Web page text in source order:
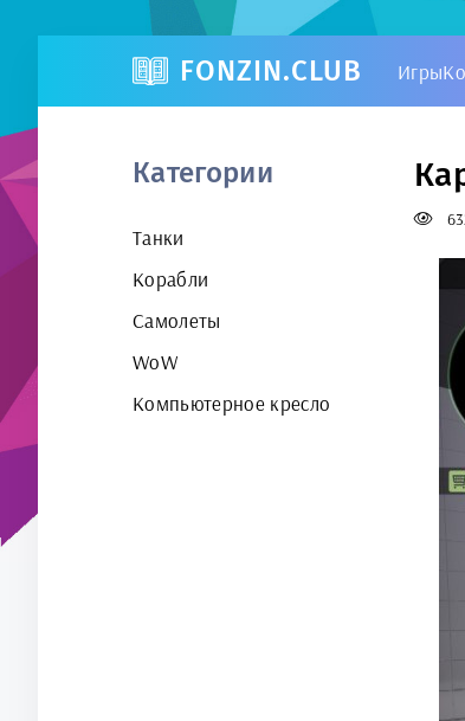
FONZIN.CLUB Игры
Категории
Танки
Корабли
Самолеты
WoW
Компьютерное кресло